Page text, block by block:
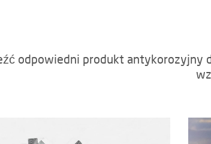
odpowiedni produkt antykorozyjny